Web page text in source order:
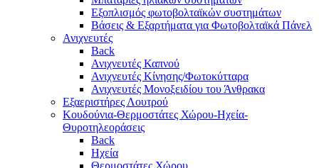
Εξοπλισμός φωτοβολταϊκών συστημάτων
Βάσεις & Εξαρτήματα για Φωτοβολταϊκά Πάνελ
Ανιχνευτές
Back
Ανιχνευτές Καπνού
Ανιχνευτές Κίνησης/Φωτοκύτταρα
Ανιχνευτές Μονοξειδίου του Άνθρακα
Εξαεριστήρες Λουτρού
Κουδούνια-Θερμοστάτες Χώρου-Ηχεία-
Θυροτηλεοράσεις
Back
Ηχεία
Θερμοστάτες Χώρου